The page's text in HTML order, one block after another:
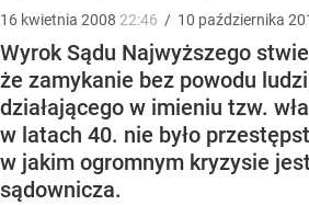
16 kwietnia 2008 22:46 / 10 października
Wyrok Sądu Najwyższego
że zamykanie bez powodu
działającego w imieniu tzw.
w latach 40. nie było
w jakim ogromnym kryzysie
sądownicza.